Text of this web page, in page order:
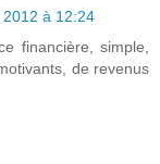
à 12:24
financière, simple,
de revenus